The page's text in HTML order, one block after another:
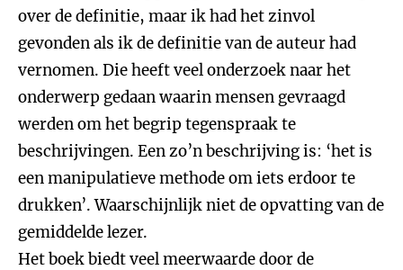
over de definitie, maar ik had het zinvol
gevonden als ik de definitie van de auteur had
vernomen. Die heeft veel onderzoek naar het
onderwerp gedaan waarin mensen gevraagd
werden om het begrip tegenspraak te
beschrijvingen. Een zo’n beschrijving is: ‘het is
een manipulatieve methode om iets erdoor te
drukken’. Waarschijnlijk niet de opvatting van de
gemiddelde lezer.
Het boek biedt veel meerwaarde door de